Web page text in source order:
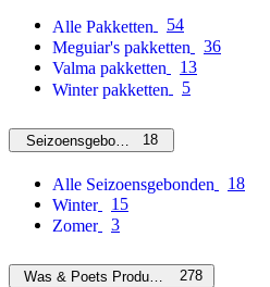
Alle Pakketten
54
Meguiar's pakketten
36
Valma pakketten
13
Winter pakketten
5
Seizoensgebonden18
Alle Seizoensgebonden
18
Winter
15
Zomer
3
Was & Poets Producten 278